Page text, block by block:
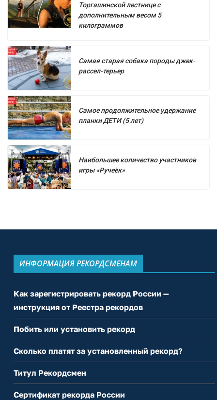
Торгашинской лестнице с
дополнительным весом 5
килограммов
Самая старая собака породы джек-
рассел-терьер
Самое продолжительное удержание
планки ДЕТИ (5 лет)
Наибольшее количество участников
игры «Ручеёк»
ИНФОРМАЦИЯ РЕКОРДСМЕНАМ
Как зарегистрировать рекорд России —
инструкция от Реестра рекордов
Побить или установить рекорд
Сколько платят за установленный рекорд?
Титул Рекордсмен
Сертификат рекорда России